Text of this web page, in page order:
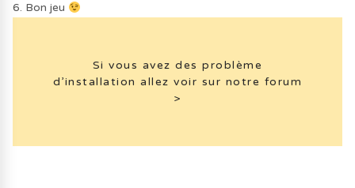
6. Bon jeu
Si vous avez des problème
d’installation allez voir sur notre forum
>